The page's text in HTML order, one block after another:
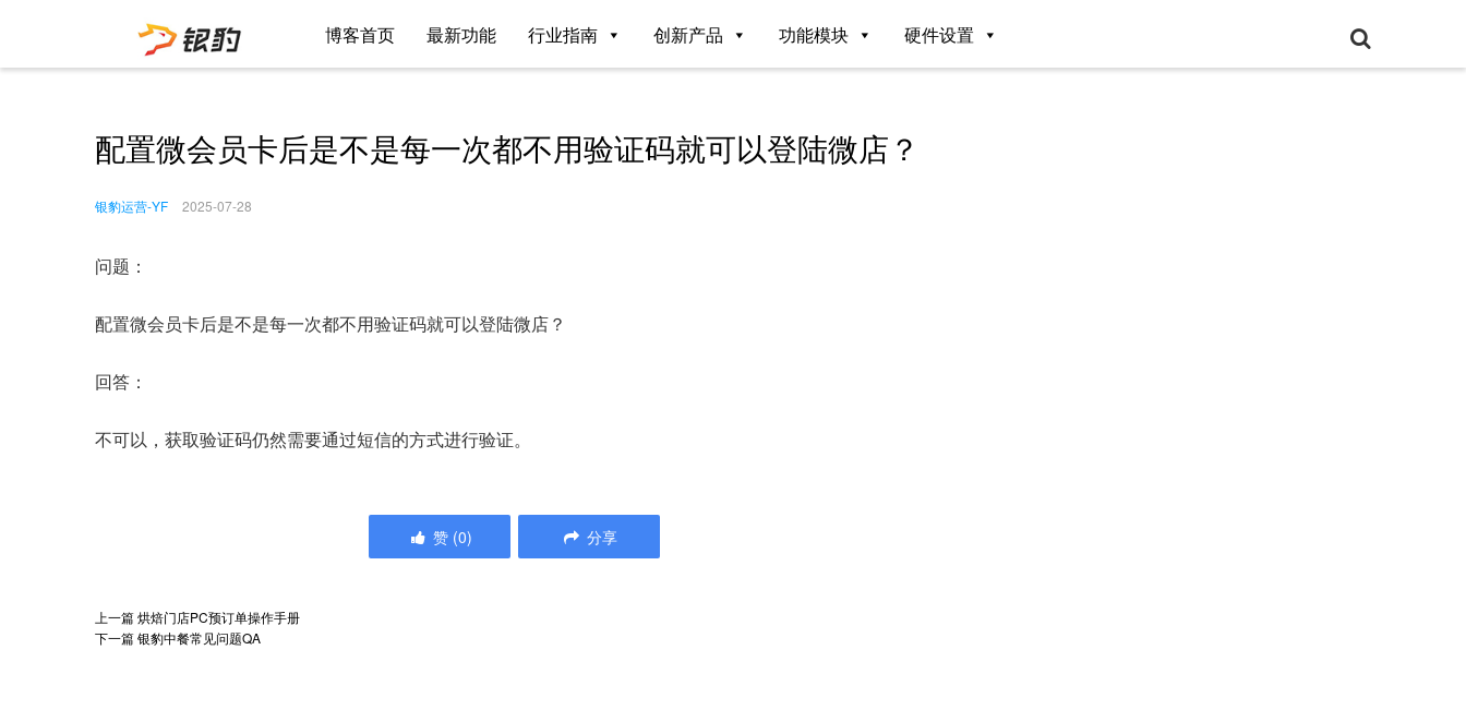
博客首页 最新功能 行业指南 创新产品 功能模块 硬件设置
配置微会员卡后是不是每一次都不用验证码就可以登陆微店？
银豹运营-YF 2025-07-28
问题：
配置微会员卡后是不是每一次都不用验证码就可以登陆微店？
回答：
不可以，获取验证码仍然需要通过短信的方式进行验证。
赞 (0) 分享
上一篇烘焙门店PC预订单操作手册
下一篇银豹中餐常见问题QA